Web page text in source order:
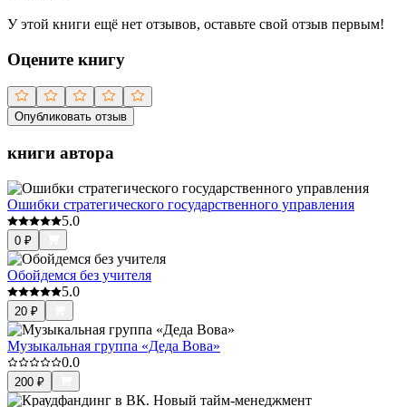
У этой книги ещё нет отзывов, оставьте свой отзыв первым!
Оцените книгу
Опубликовать отзыв
книги автора
Ошибки стратегического государственного управления
5.0
0 ₽
Обойдемся без учителя
5.0
20 ₽
Музыкальная группа «Деда Вова»
0.0
200 ₽